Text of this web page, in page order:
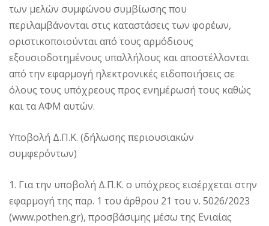
των μελών συμφώνου συμβίωσης που
περιλαμβάνονται στις καταστάσεις των φορέων,
οριστικοποιούνται από τους αρμόδιους
εξουσιοδοτημένους υπαλλήλους και αποστέλλονται
από την εφαρμογή ηλεκτρονικές ειδοποιήσεις σε
όλους τους υπόχρεους προς ενημέρωσή τους καθώς
και τα ΑΦΜ αυτών.
Υποβολή Δ.Π.Κ. (δήλωσης περιουσιακών
συμφερόντων)
1. Για την υποβολή Δ.Π.Κ. ο υπόχρεος εισέρχεται στην
εφαρμογή της παρ. 1 του άρθρου 21 του ν. 5026/2023
(www.pothen.gr), προσβάσιμης μέσω της Ενιαίας